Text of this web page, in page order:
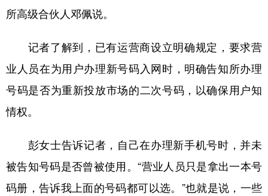
所高级合伙人邓佩说。
记者了解到，已有运营商设立明确规定，要求营
业人员在为用户办理新号码入网时，明确告知所办理
号码是否为重新投放市场的二次号码，以确保用户知
情权。
彭女士告诉记者，自己在办理新手机号时，并未
被告知号码是否曾被使用。“营业人员只是拿出一本号
码册，告诉我上面的号码都可以选。”也就是说，一些